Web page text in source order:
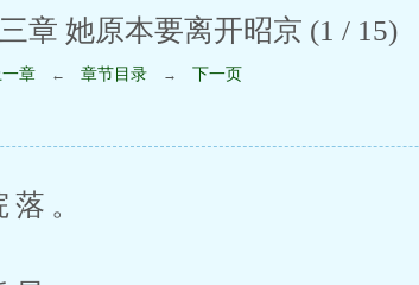
章 她原本要离开昭京 (1 / 15)
章 ← 章节目录 → 下一页
。